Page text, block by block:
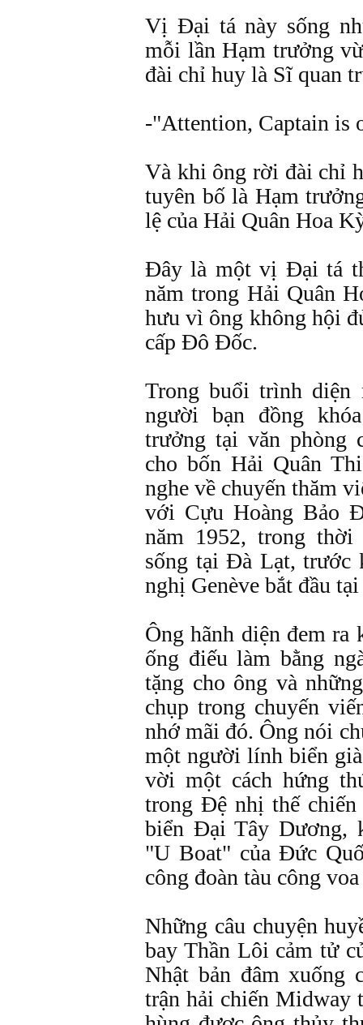
Vị Ðại tá này sống
mỗi lần Hạm trưởng
đài chỉ huy là Sĩ quan
-"Attention, Captain is
Và khi ông rời đài chỉ
tuyên bố là Hạm
lệ của Hải Quân Hoa
Ðây là một vị Ðại tá
năm trong Hải Quân
hưu vì ông không hội
cấp Ðô Ðốc.
Trong buổi trình diện
người bạn đồng
trưởng tại văn phòng
cho bốn Hải Quân
nghe về chuyến thăm
với Cựu Hoàng Bảo
năm 1952, trong
sống tại Ðà Lạt, trước
nghị Genève bắt đầu
Ông hãnh diện đem
ống điếu làm bằng
tặng cho ông và
chụp trong chuyến
nhớ mãi đó. Ông nói
một người lính biển
vời một cách hứng
trong Ðệ nhị thế
biển Ðại Tây Dương,
"U Boat" của Ðức
công đoàn tàu công
Những câu chuyện
bay Thần Lôi cảm tử
Nhật bản đâm xuống
trận hải chiến Midway